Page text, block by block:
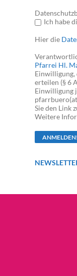
Ich habe
Hier die
Pfarrei Hl.
Einwilligung,
erteilen (§ 6
Einwilligung
Sie den Link
Weitere